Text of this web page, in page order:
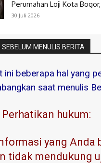
Perumahan Loji Kota Bogor,
30 Juli 2026
MENULIS BERITA
ini beberapa hal yang
saat menulis
Perhatikan hukum:
yang Anda
tidak mendukung